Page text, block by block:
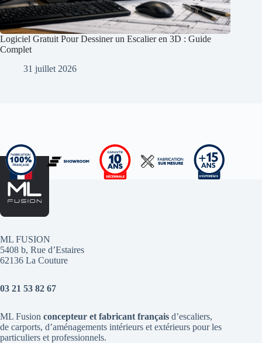
Logiciel Gratuit Pour Dessiner un Escalier en 3D : Guide
Complet
31 juillet 2026
ML FUSION
5408 b, Rue d’Estaires
62136 La Couture
03 21 53 82 67
ML Fusion concepteur et fabricant français d’escaliers,
de carports, d’aménagements intérieurs et extérieurs pour les
particuliers et professionnels.